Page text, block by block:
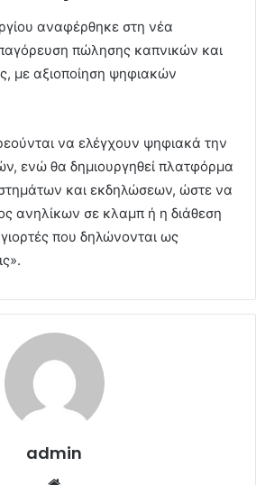
αναφέρθηκε στη νέα
πώλησης καπνικών και
με αξιοποίηση ψηφιακών
να ελέγχουν ψηφιακά την
ενώ θα δημιουργηθεί πλατφόρμα
και εκδηλώσεων, ώστε να
ανηλίκων σε κλαμπ ή η διάθεση
που δηλώνονται ως
admin